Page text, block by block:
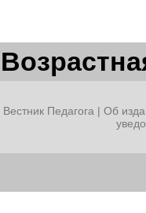
Вестник Педагога | Об